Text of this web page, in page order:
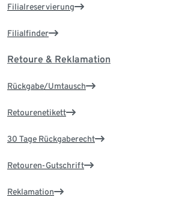
Filialreservierung
Filialfinder
Retoure & Reklamation
Rückgabe/Umtausch
Retourenetikett
30 Tage Rückgaberecht
Retouren-Gutschrift
Reklamation